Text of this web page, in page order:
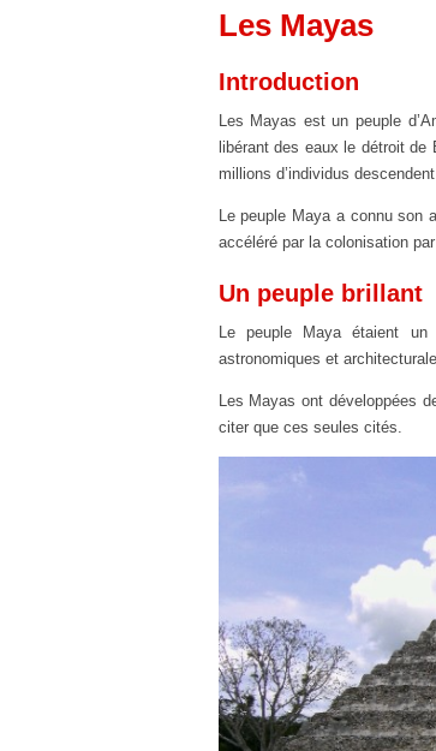
Les Mayas
Introduction
Les Mayas est un peuple
libérant des eaux le détroit de
millions d’individus
Le peuple Maya a connu son
accéléré par la colonisation
Un peuple brillant
Le peuple Maya étaient un
astronomiques et
Les Mayas ont développées
citer que ces seules cités.